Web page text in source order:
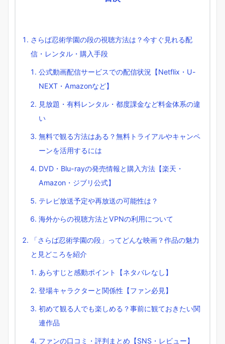
さらば忍術学園の段の視聴方法は？今すぐ見れる配
信・レンタル・購入手段
公式動画配信サービスでの配信状況【Netflix・U-
NEXT・Amazonなど】
見放題・有料レンタル・都度課金など料金体系の違
い
無料で観る方法はある？無料トライアルやキャンペ
ーンを活用するには
DVD・Blu-rayの発売情報と購入方法【楽天・
Amazon・ジブリ公式】
テレビ放送予定や再放送の可能性は？
海外からの視聴方法とVPNの利用について
「さらば忍術学園の段」ってどんな映画？作品の魅力
と見どころを紹介
あらすじと感動ポイント【ネタバレなし】
登場キャラクターと関係性【ファン必見】
初めて観る人でも楽しめる？事前に観ておきたい関
連作品
ファンの口コミ・評判まとめ【SNS・レビュー】